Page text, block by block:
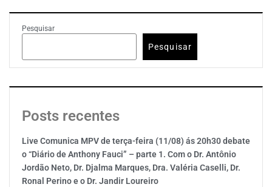
Pesquisar
Pesquisar
Posts recentes
Live Comunica MPV de terça-feira (11/08) ás 20h30 debate
o “Diário de Anthony Fauci” – parte 1. Com o Dr. Antônio
Jordão Neto, Dr. Djalma Marques, Dra. Valéria Caselli, Dr.
Ronal Perino e o Dr. Jandir Loureiro